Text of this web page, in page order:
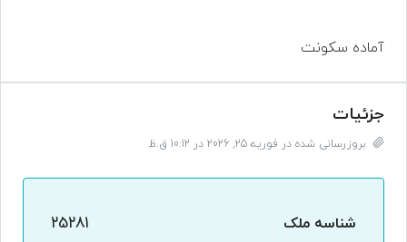
آماده سکونت
جزئیات
بروزرسانی شده در فوریه 25, 2026 در 10:12 ق.ظ
شناسه ملک
25281